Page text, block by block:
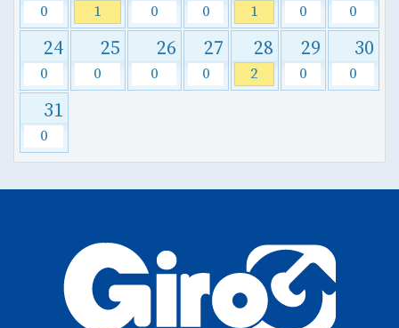
0 1 0 0 1 0 0
24
0
25
0
26
0
27
0
28
2
29
0
30
0
31
0